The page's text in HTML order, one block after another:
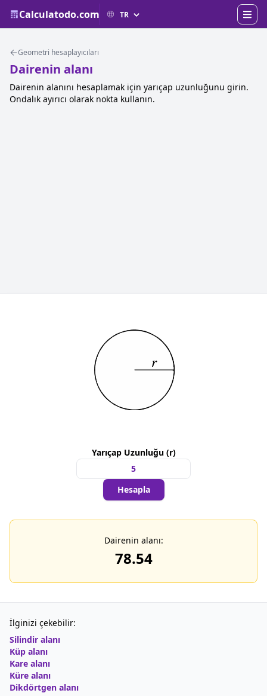
Calculatodo.com
Geometri hesaplayıcıları
Dairenin alanı
Dairenin alanını hesaplamak için yarıçap uzunluğunu girin.
Ondalık ayırıcı olarak nokta kullanın.
Yarıçap Uzunluğu (r)
Hesapla
Dairenin alanı:
78.54
İlginizi çekebilir:
Silindir alanı
Küp alanı
Kare alanı
Küre alanı
Dikdörtgen alanı